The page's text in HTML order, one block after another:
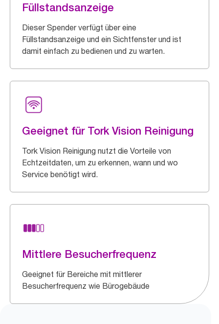
Füllstandsanzeige
Dieser Spender verfügt über eine
Füllstandsanzeige und ein Sichtfenster und ist
damit einfach zu bedienen und zu warten.
Geeignet für Tork Vision Reinigung
Tork Vision Reinigung nutzt die Vorteile von
Echtzeitdaten, um zu erkennen, wann und wo
Service benötigt wird.
Mittlere Besucherfrequenz
Geeignet für Bereiche mit mittlerer
Besucherfrequenz wie Bürogebäude